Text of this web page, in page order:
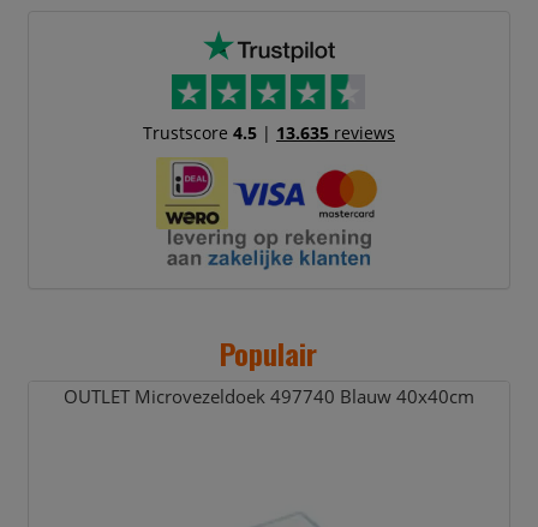
Trustscore 4.5| 13.635reviews
Populair
OUTLET Microvezeldoek 497740 Blauw 40x40cm